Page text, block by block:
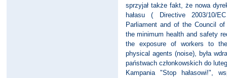
sprzyjał także fakt, że nowa
hałasu ( Directive 2003/10/
Parliament and of the Council
the minimum health and safety
the exposure of workers to
physical agents (noise), była
państwach członkowskich do
Kampania "Stop hałasowi!",